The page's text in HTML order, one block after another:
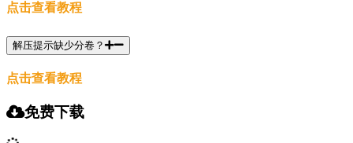
点击查看教程
解压提示缺少分卷？
点击查看教程
免费下载